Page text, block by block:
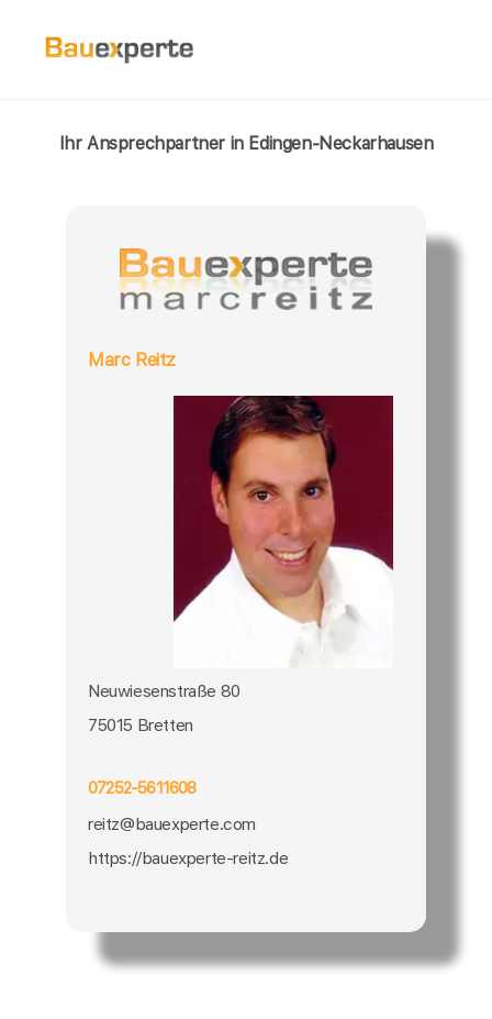
Ihr Ansprechpartner in Edingen-Neckarhausen
Marc Reitz
Neuwiesenstraße 80
75015 Bretten
07252-5611608
reitz@bauexperte.com
https://bauexperte-reitz.de